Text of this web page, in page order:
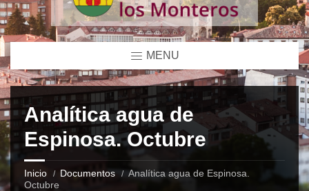
MENU
Analítica agua de
Espinosa. Octubre
Inicio Documentos
Analítica agua de Espinosa.
Octubre